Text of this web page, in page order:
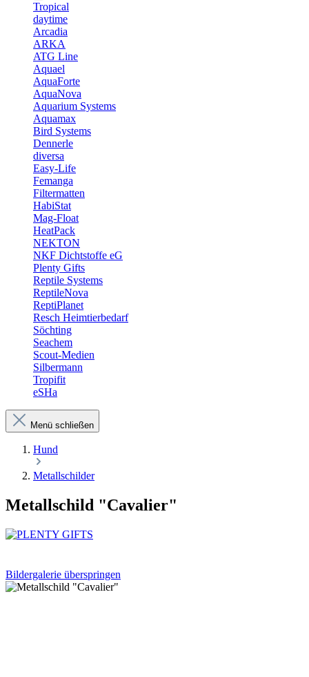
Tropical
daytime
Arcadia
ARKA
ATG Line
Aquael
AquaForte
AquaNova
Aquarium Systems
Aquamax
Bird Systems
Dennerle
diversa
Easy-Life
Femanga
Filtermatten
HabiStat
Mag-Float
HeatPack
NEKTON
NKF Dichtstoffe eG
Plenty Gifts
Reptile Systems
ReptileNova
ReptiPlanet
Resch Heimtierbedarf
Söchting
Seachem
Scout-Medien
Silbermann
Tropifit
eSHa
Menü schließen
Hund
Metallschilder
Metallschild "Cavalier"
Bildergalerie überspringen